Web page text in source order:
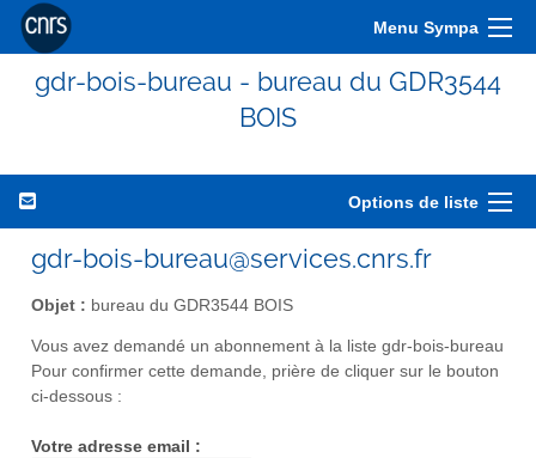
Menu Sympa
gdr-bois-bureau - bureau du GDR3544
BOIS
Options de liste
gdr-bois-bureau@services.cnrs.fr
Objet : bureau du GDR3544 BOIS
Vous avez demandé un abonnement à la liste gdr-bois-bureau
Pour confirmer cette demande, prière de cliquer sur le bouton
ci-dessous :
Votre adresse email :